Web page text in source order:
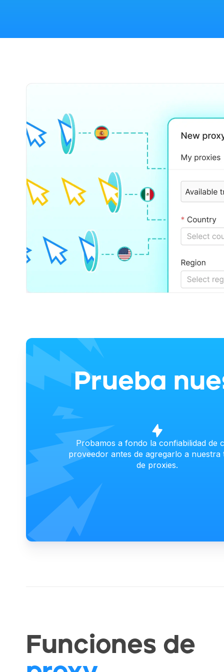
Prueba
Probamos a fondo la confiabilidad de
proveedor antes de agregarlo a nuestra
de proxies.
Funciones de